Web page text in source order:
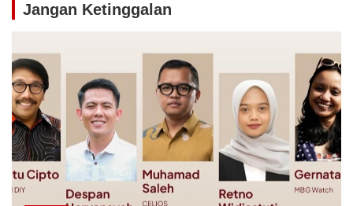
Jangan Ketinggalan